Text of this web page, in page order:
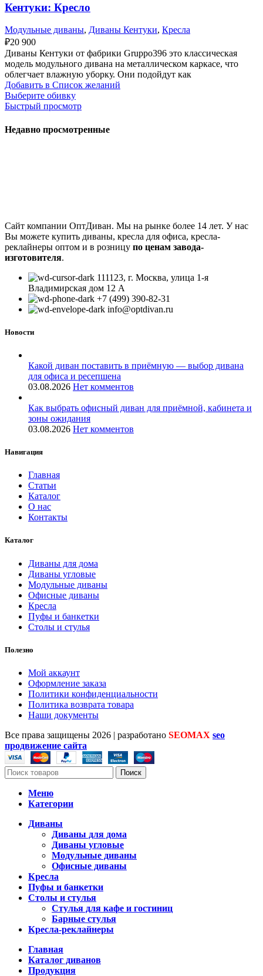
Кентуки: Кресло
Модульные диваны, Диваны Кентуки, Кресла
₽20 900
Диваны Кентуки от фабрики Gruppo396 это классическая
модель модульного дивана на металлическом каркасе, что
облегчает влажную уборку. Они подойдут как
Добавить в Список желаний
Выберите обивку
Быстрый просмотр
Недавно просмотренные
Сайт компании ОптДиван. Мы на рынке более 14 лет. У нас
Вы можете купить диваны, кресла для офиса, кресла-
реклайнеры оптом и в розницу по ценам завода-
изготовителя.
111123, г. Москва, улица 1-я
Владимирская дом 12 А
+7 (499) 390-82-31
info@optdivan.ru
Новости
Какой диван поставить в приёмную — выбор дивана
для офиса и ресепшена
03.08.2026 Нет комментов
Как выбрать офисный диван для приёмной, кабинета и
зоны ожидания
03.08.2026 Нет комментов
Навигация
Главная
Статьи
Каталог
О нас
Контакты
Каталог
Диваны для дома
Диваны угловые
Модульные диваны
Офисные диваны
Кресла
Пуфы и банкетки
Столы и стулья
Полезно
Мой аккаунт
Оформление заказа
Политики конфиденциальности
Политика возврата товара
Наши документы
Все права защищены 2026 | разработано SEOMAX seo
продвижение сайта
Поиск
Меню
Категории
Диваны
Диваны для дома
Диваны угловые
Модульные диваны
Офисные диваны
Кресла
Пуфы и банкетки
Столы и стулья
Стулья для кафе и гостиниц
Барные стулья
Кресла-реклайнеры
Главная
Каталог диванов
Продукция